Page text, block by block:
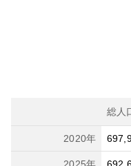
総人
2020年